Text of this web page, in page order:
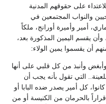
على حقوقهم المدنية
والنواب المجتمعين في
أمير وأميرة أورانج، ملكاً
وأن يقسم اليمين المذكورة بعد،
أن يقسموا يمين الولاء:
وأنبذ من كل قلبي على أنها
التي تقول بأنه يجب أن
كل أمير يصدر ضده البابا أو
بالحرمان من الكنيسة أو من